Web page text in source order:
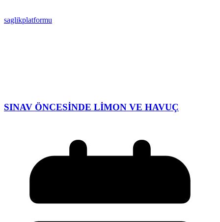
saglikplatformu
SINAV ÖNCESİNDE LİMON VE HAVUÇ